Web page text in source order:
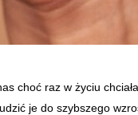
choć raz w życiu
je do szybszego